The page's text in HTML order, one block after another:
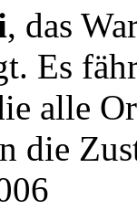
, das
Es
alle
die